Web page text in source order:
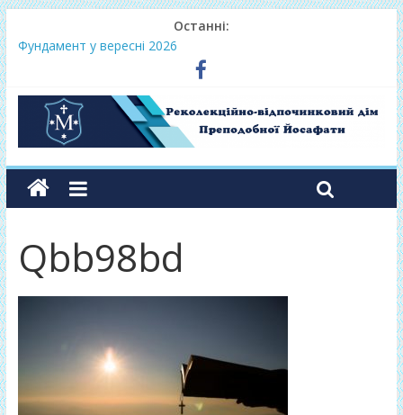
Останні:
Фундамент у вересні 2026
Одноденні реколекції «Таємниця Слова – від слухання до
Фундамент у грудні 2026
Lectio Divina – єв.Матея 2026
Нове життя в Христі – осінь 2026
Qbb98bd